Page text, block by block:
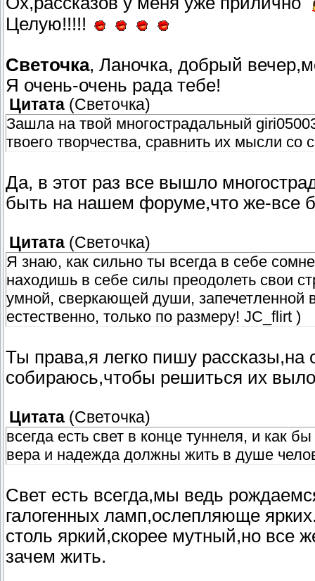
Целую!!!!!
Светочка, Ланочка, добрый
Я очень-очень рада тебе!
Цитата (Светочка)
Зашла на твой многострадальный
твоего творчества, сравнить их мысли со
Да, в этот раз все вышло
быть на нашем форуме,что же-все
Цитата (Светочка)
Я знаю, как сильно ты всегда в себе
находишь в себе силы преодолеть свои
умной, сверкающей души, запечетленной
естественно, только по размеру! JC_flirt )
Ты права,я легко пишу рассказы,на
собираюсь,чтобы решиться их
Цитата (Светочка)
всегда есть свет в конце туннеля, и как
вера и надежда должны жить в душе
Свет есть всегда,мы ведь
галогенных ламп,ослепляюще
столь яркий,скорее мутный,но все
зачем жить.